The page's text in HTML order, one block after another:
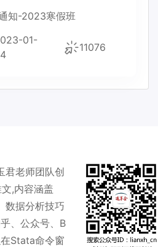
知-2023寒假班
01-
11076
君老师团队创
,内容涵盖
数据分析技巧
、公众号、B
Stata命令窗